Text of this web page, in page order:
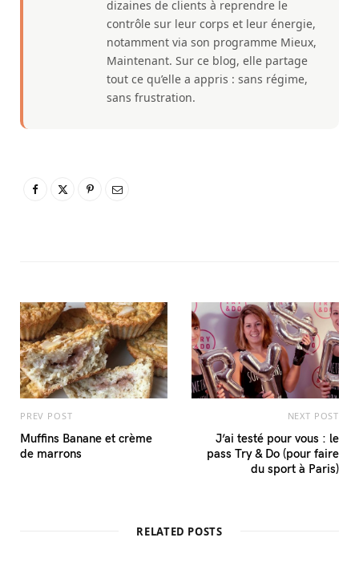
dizaines de clients à reprendre le
contrôle sur leur corps et leur énergie,
notamment via son programme Mieux,
Maintenant. Sur ce blog, elle partage
tout ce qu’elle a appris : sans régime,
sans frustration.
PREV POST
Muffins Banane et crème
de marrons
NEXT POST
J’ai testé pour vous : le
pass Try & Do (pour faire
du sport à Paris)
RELATED POSTS